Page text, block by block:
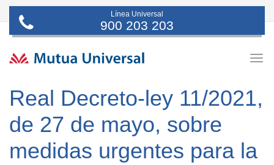
Línea Universal
900 203 203
Real Decreto-ley 11/2021,
de 27 de mayo, sobre
medidas urgentes para la